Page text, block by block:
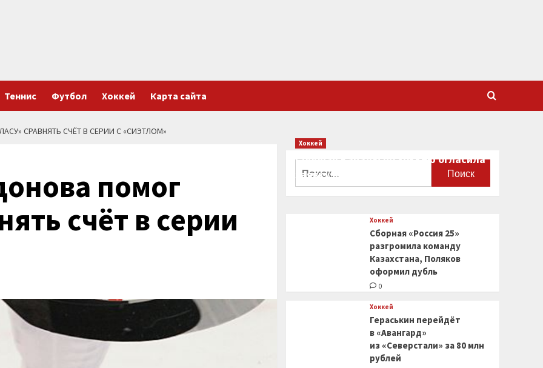
Теннис Футбол Хоккей Карта сайта
СРАВНЯТЬ СЧЁТ В СЕРИИ С «СИЭТЛОМ»
помог
счёт в серии
Хоккей
Сборная Канады по хоккею огласила
заявку на чемпионат мира
Хоккей
Сборная «Россия 25»
разгромила команду
Казахстана, Поляков
оформил дубль
0
Хоккей
Гераськин перейдёт
в «Авангард»
из «Северстали» за 80 млн
рублей